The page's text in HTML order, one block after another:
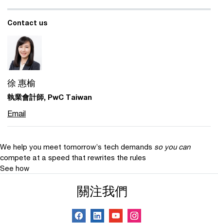
Contact us
徐 惠榆
執業會計師, PwC Taiwan
Email
We help you meet tomorrow’s tech demands so you can
compete at a speed that rewrites the rules
See how
關注我們